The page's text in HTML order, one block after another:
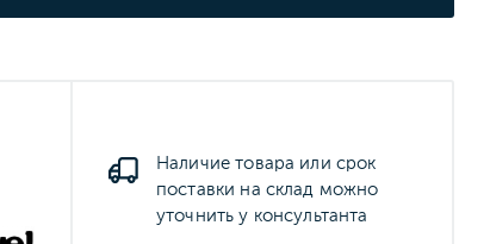
Наличие товара или срок
поставки на склад можно
уточнить у консультанта